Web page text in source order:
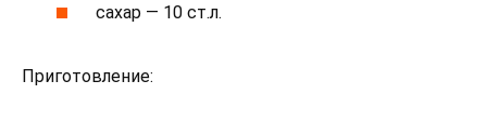
сахар — 10 ст.л.
Приготовление: